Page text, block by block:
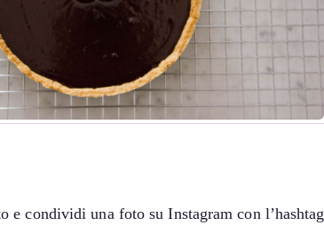
e condividi una foto su Instagram con l’hashtag